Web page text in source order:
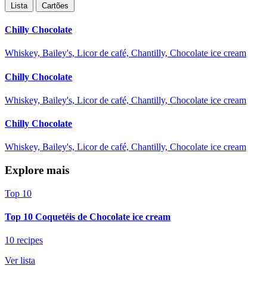
Lista Cartões
Chilly Chocolate
Whiskey, Bailey's, Licor de café, Chantilly, Chocolate ice cream
Chilly Chocolate
Whiskey, Bailey's, Licor de café, Chantilly, Chocolate ice cream
Chilly Chocolate
Whiskey, Bailey's, Licor de café, Chantilly, Chocolate ice cream
Explore mais
Top 10
Top 10 Coquetéis de Chocolate ice cream
10 recipes
Ver lista